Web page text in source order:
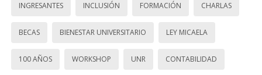
INGRESANTES INCLUSIÓN FORMACIÓN CHARLAS
BECAS BIENESTAR UNIVERSITARIO LEY MICAELA
100 AÑOS WORKSHOP UNR CONTABILIDAD